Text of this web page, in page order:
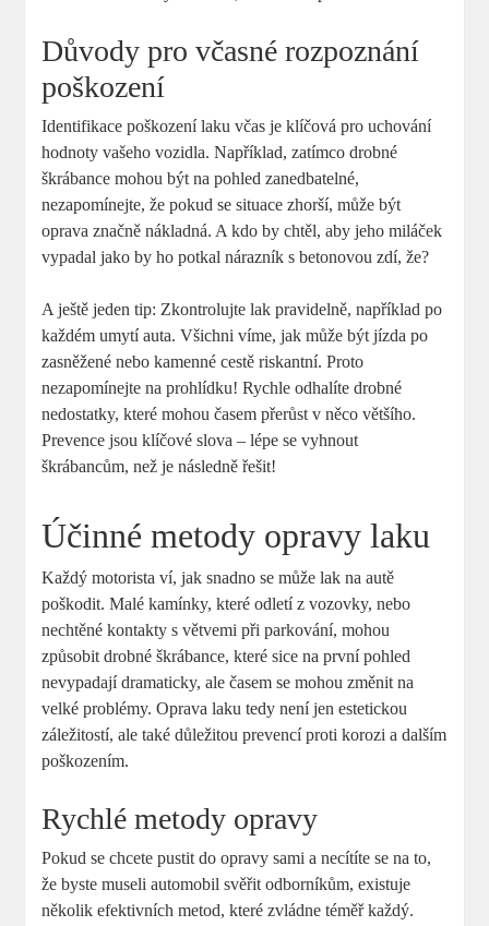
Důvody pro včasné rozpoznání
poškození
Identifikace poškození laku včas je klíčová pro uchování
hodnoty vašeho vozidla. Například, zatímco drobné
škrábance mohou být na pohled zanedbatelné,
nezapomínejte, že pokud se situace zhorší, může být
oprava značně nákladná. A kdo by chtěl, aby jeho miláček
vypadal jako by ho potkal nárazník s betonovou zdí, že?
A ještě jeden tip: Zkontrolujte lak pravidelně, například po
každém umytí auta. Všichni víme, jak může být jízda po
zasněžené nebo kamenné cestě riskantní. Proto
nezapomínejte na prohlídku! Rychle odhalíte drobné
nedostatky, které mohou časem přerůst v něco většího.
Prevence jsou klíčové slova – lépe se vyhnout
škrábancům, než je následně řešit!
Účinné metody opravy laku
Každý motorista ví, jak snadno se může lak na autě
poškodit. Malé kamínky, které odletí z vozovky, nebo
nechtěné kontakty s větvemi při parkování, mohou
způsobit drobné škrábance, které sice na první pohled
nevypadají dramaticky, ale časem se mohou změnit na
velké problémy. Oprava laku tedy není jen estetickou
záležitostí, ale také důležitou prevencí proti korozi a dalším
poškozením.
Rychlé metody opravy
Pokud se chcete pustit do opravy sami a necítíte se na to,
že byste museli automobil svěřit odborníkům, existuje
několik efektivních metod, které zvládne téměř každý.